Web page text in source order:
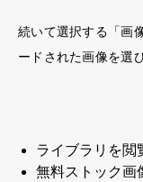
続いて選択する「画
ードされた画像を選
ライブラリを閲
無料ストック画